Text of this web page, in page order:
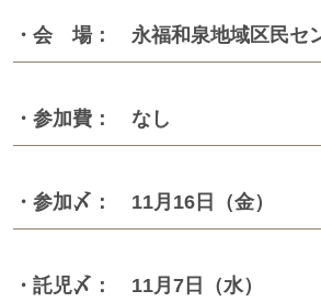
・会 場： 永福和泉地域区民セ
・参加費： なし
・参加〆： 11月16日（金）
・託児〆： 11月7日（水）